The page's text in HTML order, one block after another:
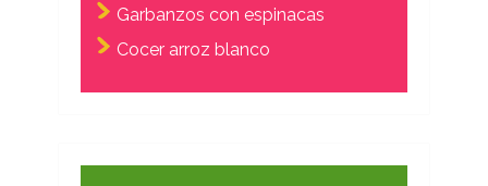
Garbanzos con espinacas
Cocer arroz blanco